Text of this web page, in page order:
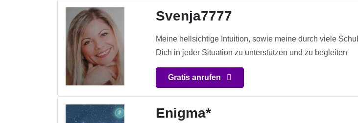
Svenja7777
Meine hellsichtige Intuition, sowie meine durch viele
Dich in jeder Situation zu unterstützen und zu begleiten
Gratis anrufen
Enigma*